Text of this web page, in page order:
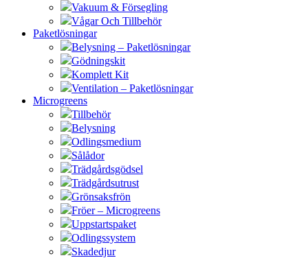
Vakuum & Försegling
Vågar Och Tillbehör
Paketlösningar
Belysning – Paketlösningar
Gödningskit
Komplett Kit
Ventilation – Paketlösningar
Microgreens
Tillbehör
Belysning
Odlingsmedium
Sålådor
Trädgårdsgödsel
Trädgårdsutrust
Grönsaksfrön
Fröer – Microgreens
Uppstartspaket
Odlingssystem
Skadedjur